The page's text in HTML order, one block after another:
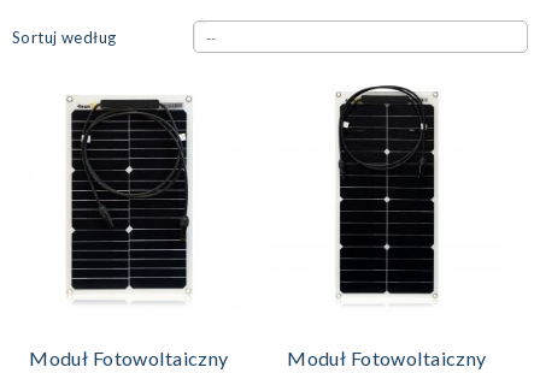
Sortuj według --
Moduł Fotowoltaiczny
Moduł Fotowoltaiczny